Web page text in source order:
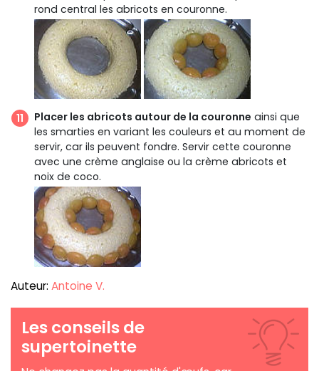
rond central les abricots en couronne.
Placer les abricots autour de la couronne ainsi que
les smarties en variant les couleurs et au moment de
servir, car ils peuvent fondre. Servir cette couronne
avec une crème anglaise ou la crème abricots et
noix de coco.
Auteur: Antoine V.
Les conseils de
supertoinette